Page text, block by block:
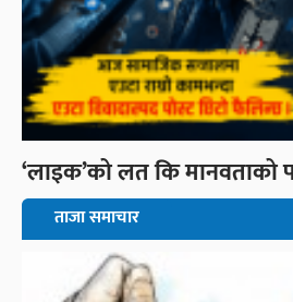
‘लाइक’को लत कि मानवताको
ताजा समाचार